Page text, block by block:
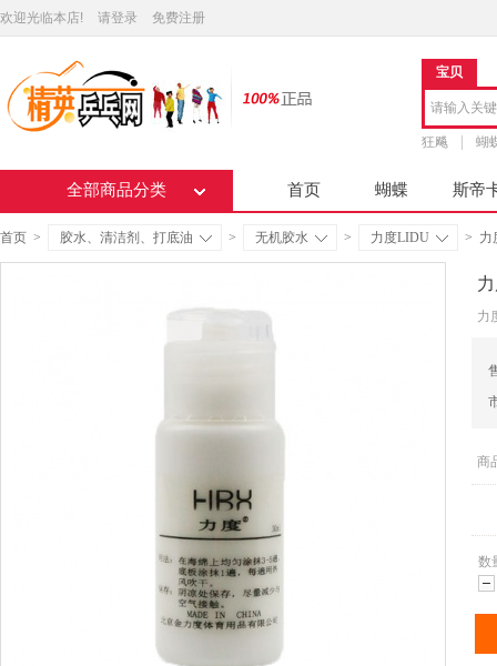
欢迎光临本店! 请登录 免费注册
宝贝
狂飚 蝴
全部商品分类 首页 蝴蝶 斯帝
首页 > 胶水、清洁剂、打底油 > 无机胶水 > 力度LIDU > 力
力
商
数